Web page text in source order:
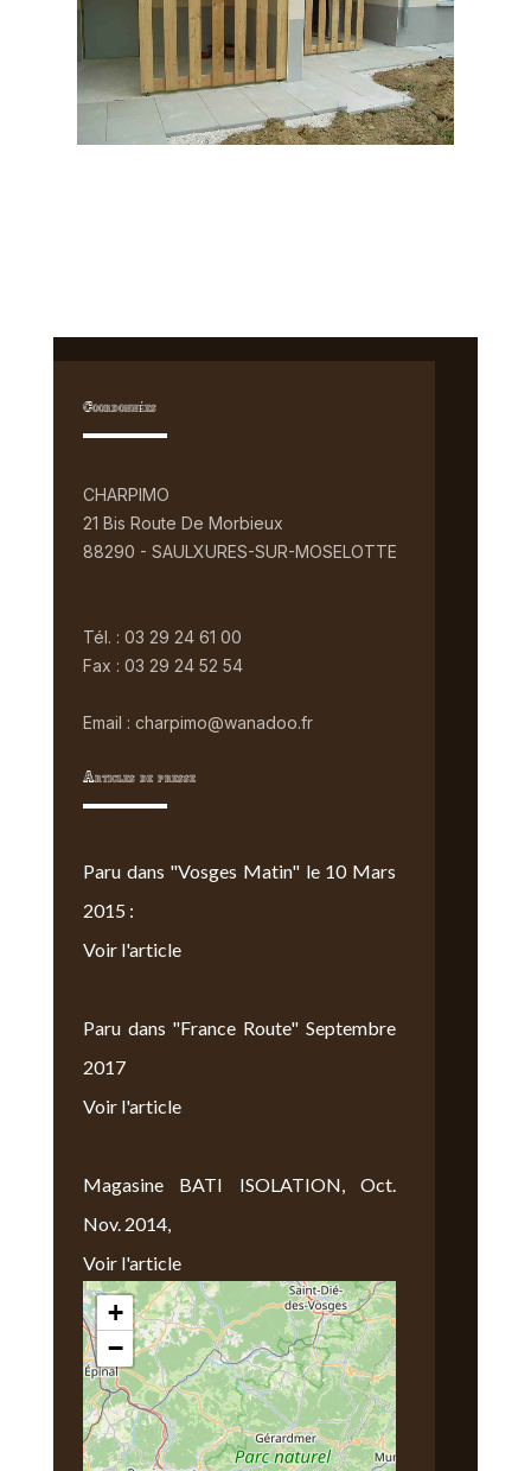
Coordonnées
CHARPIMO
21 Bis Route De Morbieux
88290 - SAULXURES-SUR-MOSELOTTE
Tél. : 03 29 24 61 00
Fax : 03 29 24 52 54
Email : charpimo@wanadoo.fr
Articles de presse
Paru dans "Vosges Matin" le 10 Mars
2015 :
Voir l'article
Paru dans "France Route" Septembre
2017
Voir l'article
Magasine BATI ISOLATION, Oct.
Nov. 2014,
Voir l'article
Nous Trouver
+
−